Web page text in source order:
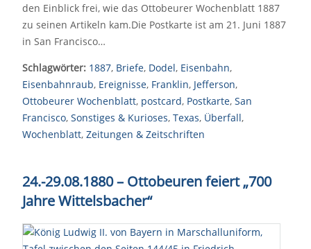
den Einblick frei, wie das Ottobeurer Wochenblatt 1887
zu seinen Artikeln kam.Die Postkarte ist am 21. Juni 1887
in San Francisco…
Schlagwörter: 1887, Briefe, Dodel, Eisenbahn,
Eisenbahnraub, Ereignisse, Franklin, Jefferson,
Ottobeurer Wochenblatt, postcard, Postkarte, San
Francisco, Sonstiges & Kurioses, Texas, Überfall,
Wochenblatt, Zeitungen & Zeitschriften
24.-29.08.1880 – Ottobeuren feiert „700
Jahre Wittelsbacher“